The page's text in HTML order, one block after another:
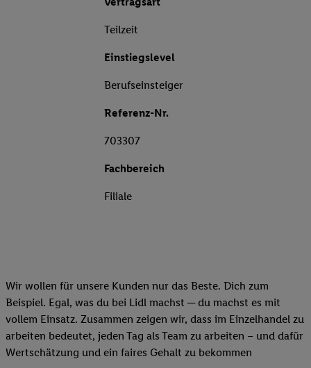
Teilzeit
Einstiegslevel
Berufseinsteiger
Referenz-Nr.
703307
Fachbereich
Filiale
Wir wollen für unsere Kunden nur das Beste. Dich zum
Beispiel. Egal, was du bei Lidl machst ─ du machst es mit
vollem Einsatz. Zusammen zeigen wir, dass im Einzelhandel zu
arbeiten bedeutet, jeden Tag als Team zu arbeiten – und dafür
Wertschätzung und ein faires Gehalt zu bekommen